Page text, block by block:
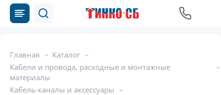
Главная
Каталог
Кабели и провода, расходные и монтажные
материалы
Кабель-каналы и аксессуары